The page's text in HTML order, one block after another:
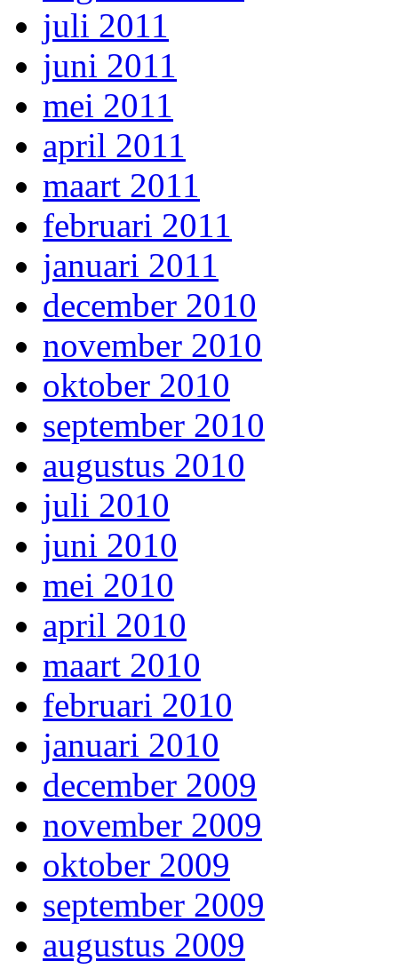
juli 2011
juni 2011
mei 2011
april 2011
maart 2011
februari 2011
januari 2011
december 2010
november 2010
oktober 2010
september 2010
augustus 2010
juli 2010
juni 2010
mei 2010
april 2010
maart 2010
februari 2010
januari 2010
december 2009
november 2009
oktober 2009
september 2009
augustus 2009